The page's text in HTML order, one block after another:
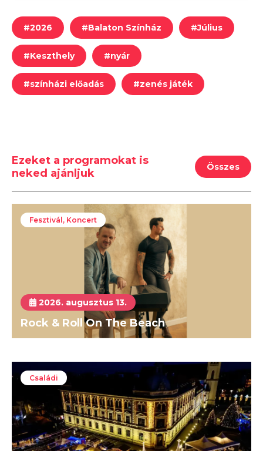
#2026 #Balaton Színház #Július
#Keszthely #nyár
#színházi előadás #zenés játék
Ezeket a programokat is
neked ajánljuk
Összes
Fesztivál, Koncert
2026. augusztus 13.
Rock & Roll On The Beach
Családi